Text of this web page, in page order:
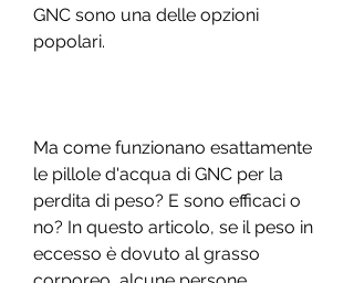
GNC sono una delle opzioni
popolari.
Ma come funzionano esattamente
le pillole d'acqua di GNC per la
perdita di peso? E sono efficaci o
no? In questo articolo, se il peso in
eccesso è dovuto al grasso